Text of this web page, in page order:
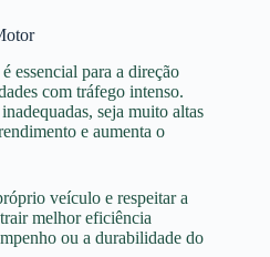
essencial para a direção
com tráfego intenso.
seja muito altas
e aumenta o
veículo e respeitar a
melhor eficiência
ou a durabilidade do